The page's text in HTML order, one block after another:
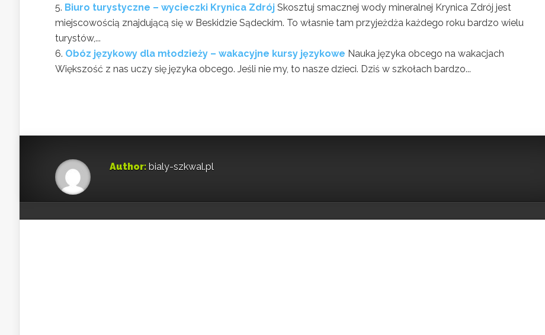
Biuro turystyczne – wycieczki Krynica Zdrój Skosztuj smacznej wody mineralnej Krynica Zdrój jest
miejscowością znajdującą się w Beskidzie Sądeckim. To własnie tam przyjeżdża każdego roku bardzo wielu
turystów,...
Obóz językowy dla młodzieży – wakacyjne kursy językowe Nauka języka obcego na wakacjach
Większość z nas uczy się języka obcego. Jeśli nie my, to nasze dzieci. Dziś w szkołach bardzo...
Author: bialy-szkwal.pl